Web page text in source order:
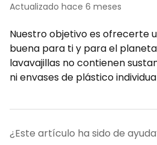
Actualizado hace 6 meses
Nuestro objetivo es ofrecerte
buena para ti y para el
lavavajillas no contienen
ni envases de plástico
¿Este artículo ha sido de